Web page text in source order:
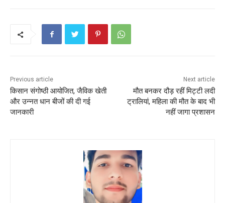
p
p
Previous article
किसान संगोष्ठी आयोजित, जैविक खेती
और उन्नत धान बीजों की दी गई
जानकारी
Next article
मौत बनकर दौड़ रहीं मिट्टी लदी
ट्रालियां, महिला की मौत के बाद भी
नहीं जागा प्रशासन